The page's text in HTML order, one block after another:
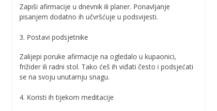
Zapiši afirmacije u dnevnik ili planer. Ponavljanje
pisanjem dodatno ih učvršćuje u podsvijesti.
3. Postavi podsjetnike
Zalijepi poruke afirmacije na ogledalo u kupaonici,
frižider ili radni stol. Tako ćeš ih viđati često i podsjećati
se na svoju unutarnju snagu.
4. Koristi ih tijekom meditacije